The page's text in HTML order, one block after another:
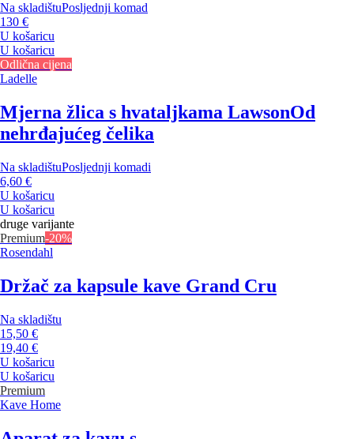
Na skladištuPosljednji komad
130 €
U košaricu
U košaricu
Odlična cijena
Ladelle
Mjerna žlica s hvataljkama LawsonOd
nehrđajućeg čelika
Na skladištuPosljednji komadi
6,60 €
U košaricu
U košaricu
druge varijante
Premium-20%
Rosendahl
Držač za kapsule kave Grand Cru
Na skladištu
15,50 €
19,40 €
U košaricu
U košaricu
Premium
Kave Home